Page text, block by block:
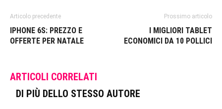
Articolo precedente
IPHONE 6S: PREZZO E
OFFERTE PER NATALE
Prossimo articolo
I MIGLIORI TABLET
ECONOMICI DA 10 POLLICI
ARTICOLI CORRELATI
DI PIÙ DELLO STESSO AUTORE